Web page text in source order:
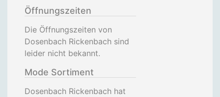
Öffnungszeiten
Die Öffnungszeiten von
Dosenbach Rickenbach sind
leider nicht bekannt.
Mode Sortiment
Dosenbach Rickenbach hat